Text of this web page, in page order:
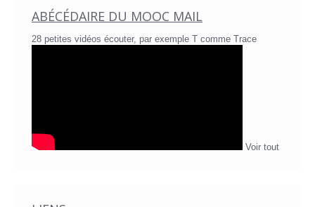
ABÉCÉDAIRE DU MOOC MAIL
28 petites vidéos écouter, par exemple T comme Trace
Voir tout